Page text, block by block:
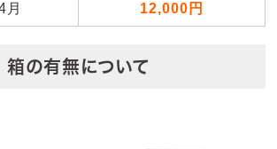
月 12,000円
箱の有無について